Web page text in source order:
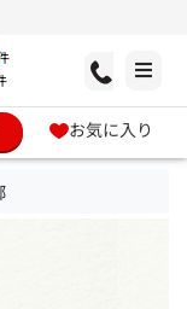
お気に入り